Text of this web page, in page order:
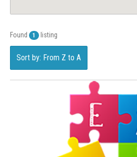
Found 1 listing
Sort by: From Z to A